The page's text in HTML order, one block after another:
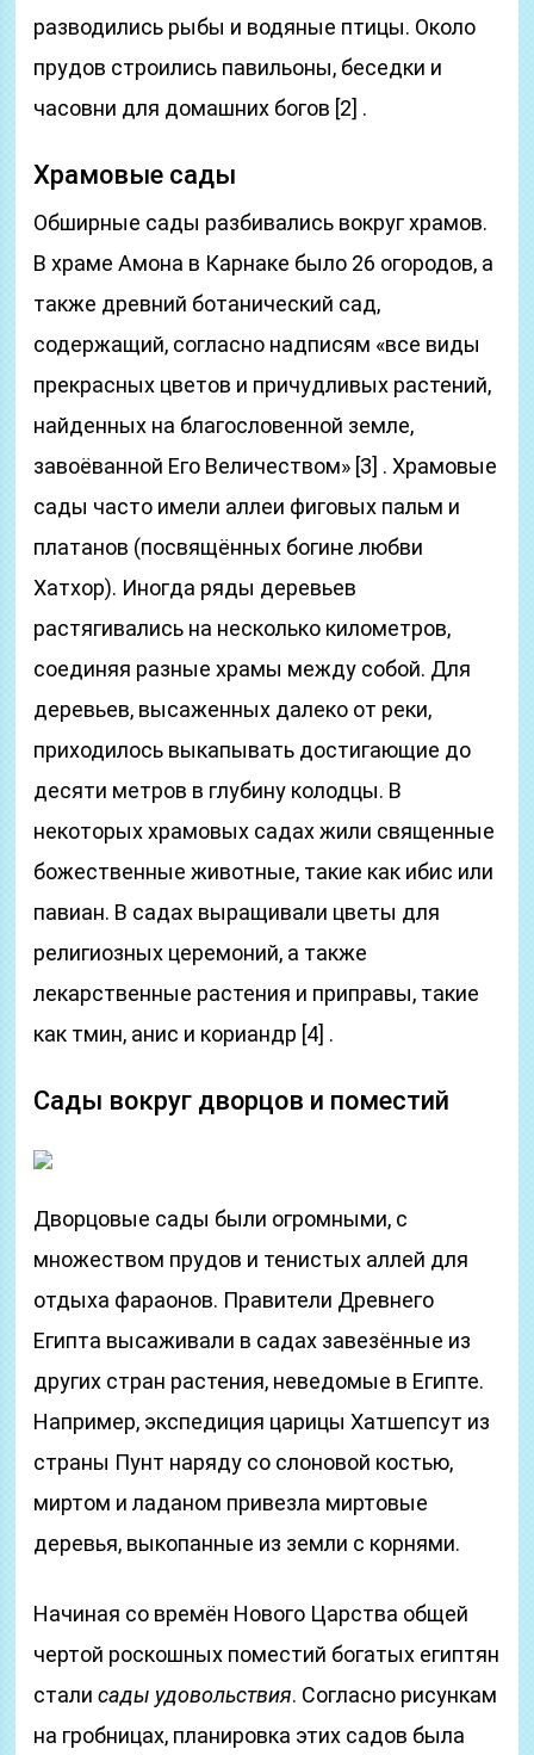
разводились рыбы и водяные птицы. Около
прудов строились павильоны, беседки и
часовни для домашних богов [2] .
Храмовые сады
Обширные сады разбивались вокруг храмов.
В храме Амона в Карнаке было 26 огородов, а
также древний ботанический сад,
содержащий, согласно надписям «все виды
прекрасных цветов и причудливых растений,
найденных на благословенной земле,
завоёванной Его Величеством» [3] . Храмовые
сады часто имели аллеи фиговых пальм и
платанов (посвящённых богине любви
Хатхор). Иногда ряды деревьев
растягивались на несколько километров,
соединяя разные храмы между собой. Для
деревьев, высаженных далеко от реки,
приходилось выкапывать достигающие до
десяти метров в глубину колодцы. В
некоторых храмовых садах жили священные
божественные животные, такие как ибис или
павиан. В садах выращивали цветы для
религиозных церемоний, а также
лекарственные растения и приправы, такие
как тмин, анис и кориандр [4] .
Сады вокруг дворцов и поместий
Дворцовые сады были огромными, с
множеством прудов и тенистых аллей для
отдыха фараонов. Правители Древнего
Египта высаживали в садах завезённые из
других стран растения, неведомые в Египте.
Например, экспедиция царицы Хатшепсут из
страны Пунт наряду со слоновой костью,
миртом и ладаном привезла миртовые
деревья, выкопанные из земли с корнями.
Начиная со времён Нового Царства общей
чертой роскошных поместий богатых египтян
сталисады удовольствия. Согласно рисункам
на гробницах, планировка этих садов была